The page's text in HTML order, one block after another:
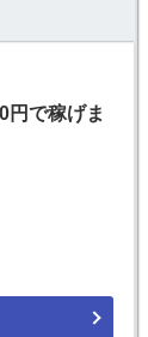
円で稼げま